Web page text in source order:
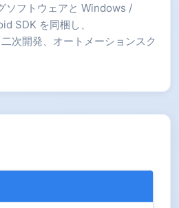
ソフトウェアと Windows /
SDK を同梱し、
次開発、オートメーションスク